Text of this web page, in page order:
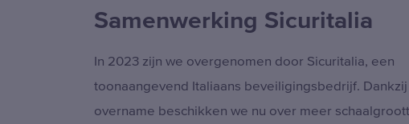
Samenwerking Sicuritalia
In 2023 zijn we overgenomen door Sicuritalia, een
toonaangevend Italiaans beveiligingsbedrijf.
overname beschikken we nu over meer